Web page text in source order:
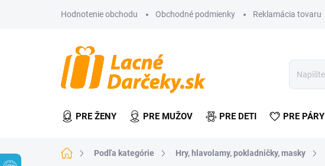
Hodnotenie obchodu Obchodné podmienky Reklamácia tovaru
PRE ŽENY PRE MUŽOV PRE DETI PRE PÁRY
DomovPodľa kategórie Hry, hlavolamy, pokladničky, masky